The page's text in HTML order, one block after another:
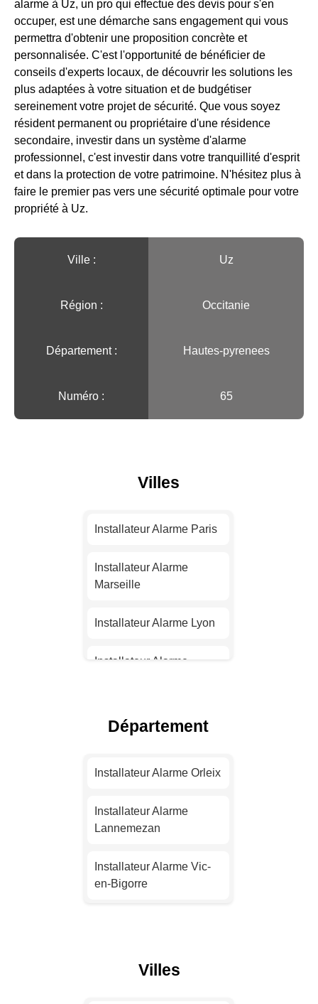
alarme à Uz, un pro qui effectue des devis pour s'en
occuper, est une démarche sans engagement qui vous
permettra d'obtenir une proposition concrète et
personnalisée. C'est l'opportunité de bénéficier de
conseils d'experts locaux, de découvrir les solutions les
plus adaptées à votre situation et de budgétiser
sereinement votre projet de sécurité. Que vous soyez
résident permanent ou propriétaire d'une résidence
secondaire, investir dans un système d'alarme
professionnel, c'est investir dans votre tranquillité d'esprit
et dans la protection de votre patrimoine. N'hésitez plus à
faire le premier pas vers une sécurité optimale pour votre
propriété à Uz.
Ville :️ Uz
Région :️ Occitanie
Département : Hautes-pyrenees
Numéro : 65
Villes
Installateur Alarme Paris
Installateur Alarme
Marseille
Installateur Alarme Lyon
Installateur Alarme
Installateur Alarme Nice
Nantes
Installateur Alarme
Strasbourg
Installateur Alarme
Montpellier
Installateur Alarme Lille
Département
Installateur Alarme Orleix
Installateur Alarme
Lannemezan
Installateur Alarme Vic-
en-Bigorre
Installateur Alarme Odos
Villes